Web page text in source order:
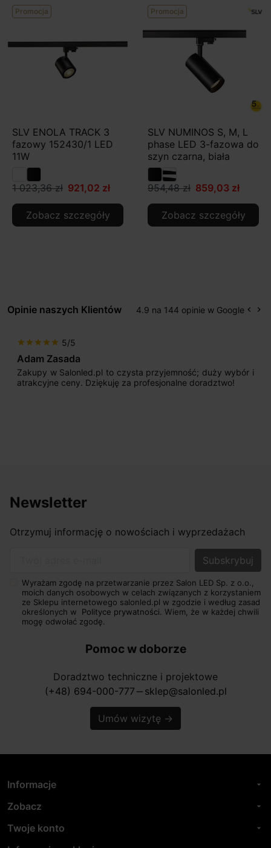
Promocja
SLV ENOLA TRACK 3
fazowy 152430/1 LED
11W
1 023,36 zł 921,02 zł
Zobacz szczegóły
Promocja
SLV NUMINOS S, M, L
phase LED 3-fazowa do
szyn czarna, biała
954,48 zł 859,03 zł
Zobacz szczegóły
Opinie naszych Klientów 4.9 na 144 opinie w Google keyboard_arrow_left keyboard_arrow_right
star star star star star 5/5
Adam Zasada
Zakupy w Salonled.pl to czysta przyjemność; duży wybór i
atrakcyjne ceny. Dziękuję za profesjonalne doradztwo!
Newsletter
Otrzymuj informację o nowościach i wyprzedażach
Wyrażam zgodę na przetwarzanie przez Salon LED Sp. z o.o.,
moich danych osobowych w celach związanych z korzystaniem
ze Sklepu internetowego salonled.pl w zgodzie i według zasad
określonych w Polityce prywatności. Wiem, że w każdej chwili
mogę odwołać zgodę.
Pomoc w doborze
Doradztwo techniczne i projektowe
(+48) 694-000-777 horizontal_rule sklep@salonled.pl
Umów wizytę →
Informacje arrow_drop_down
Zobacz arrow_drop_down
Twoje konto arrow_drop_down